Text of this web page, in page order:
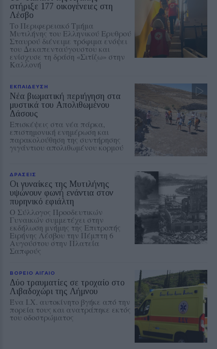
στήριξε 177 οικογένειες στη
Λέσβο
Το Περιφερειακό Τμήμα
Μυτιλήνης του Ελληνικού Ερυθρού
Σταυρού διένειμε τρόφιμα ενόψει
του Δεκαπενταύγουστου και
ενίσχυσε τη δράση «Σιτίζω» στην
Καλλονή
ΕΚΠΑΙΔΕΥΣΗ
Νέα βιωματική περιήγηση στα
μυστικά του Απολιθωμένου
Δάσους
Επισκέψεις στα νέα πάρκα,
επιστημονική ενημέρωση και
παρακολούθηση της συντήρησης
γιγάντιου απολιθωμένου κορμού
ΔΡΑΣΕΙΣ
Οι γυναίκες της Μυτιλήνης
υψώνουν φωνή ενάντια στον
πυρηνικό εφιάλτη
Ο Σύλλογος Προοδευτικών
Γυναικών συμμετέχει στην
εκδήλωση μνήμης της Επιτροπής
Ειρήνης Λέσβου την Πέμπτη 6
Αυγούστου στην Πλατεία
Σαπφούς
ΒΟΡΕΙΟ ΑΙΓΑΙΟ
Δύο τραυματίες σε τροχαίο στο
Λιβαδοχώρι της Λήμνου
Ένα Ι.Χ. αυτοκίνητο βγήκε από την
πορεία τους και ανατράπηκε εκτός
του οδοστρώματος